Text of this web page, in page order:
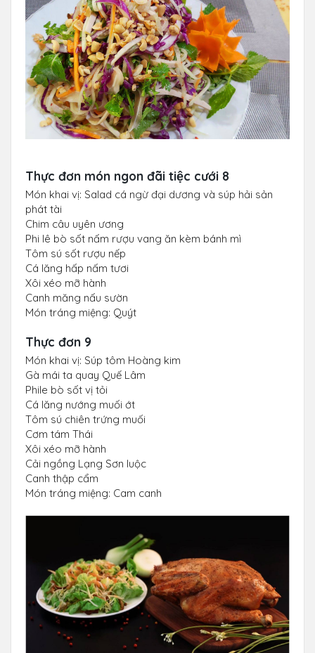
Thực đơn món ngon đãi tiệc cưới 8
Món khai vị: Salad cá ngừ đại dương và súp hải sản
phát tài
Chim câu uyên ương
Phi lê bò sốt nấm rượu vang ăn kèm bánh mì
Tôm sú sốt rượu nếp
Cá lăng hấp nấm tươi
Xôi xéo mỡ hành
Canh măng nấu sườn
Món tráng miệng: Quýt
Thực đơn 9
Món khai vị: Súp tôm Hoàng kim
Gà mái ta quay Quế Lâm
Phile bò sốt vị tỏi
Cá lăng nướng muối ớt
Tôm sú chiên trứng muối
Cơm tám Thái
Xôi xéo mỡ hành
Cải ngồng Lạng Sơn luộc
Canh thập cẩm
Món tráng miệng: Cam canh